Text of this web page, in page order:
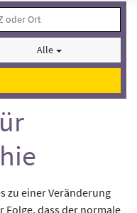
Alle
zu einer Veränderung
Folge, dass der normale